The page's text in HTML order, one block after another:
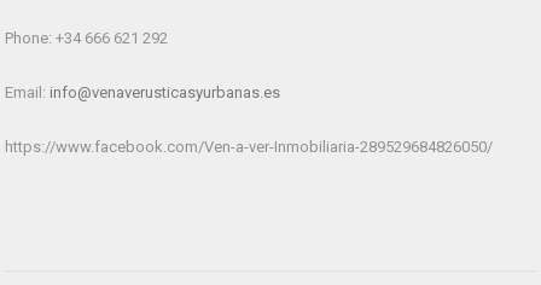
Phone: +34 666 621 292
Email: info@venaverusticasyurbanas.es
https://www.facebook.com/Ven-a-ver-Inmobiliaria-289529684826050/